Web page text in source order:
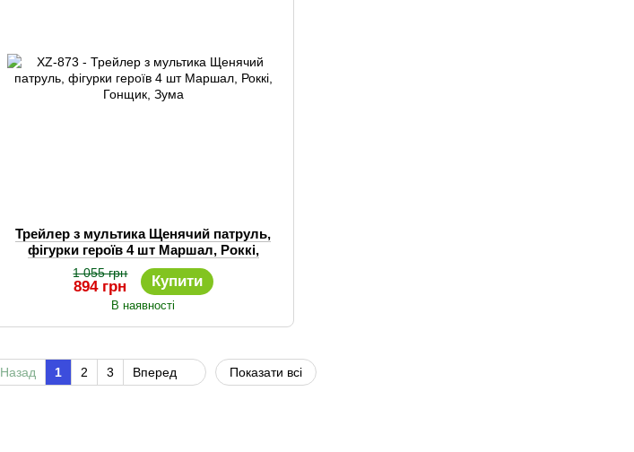
Трейлер з мультика Щенячий патруль,
фігурки героїв 4 шт Маршал, Роккі,
Гонщик, Зума
1 055 грн
894 грн Купити
В наявності
Назад 1 2 3 Вперед Показати всі